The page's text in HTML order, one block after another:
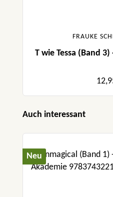
FRAUKE
T wie Tessa (Band
Produktgalerie
Auch interessant
Neu